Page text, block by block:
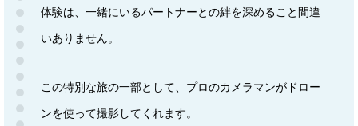
体験は、一緒にいるパートナーとの絆を深めること間違
いありません。
この特別な旅の一部として、プロのカメラマンがドロー
ンを使って撮影してくれます。